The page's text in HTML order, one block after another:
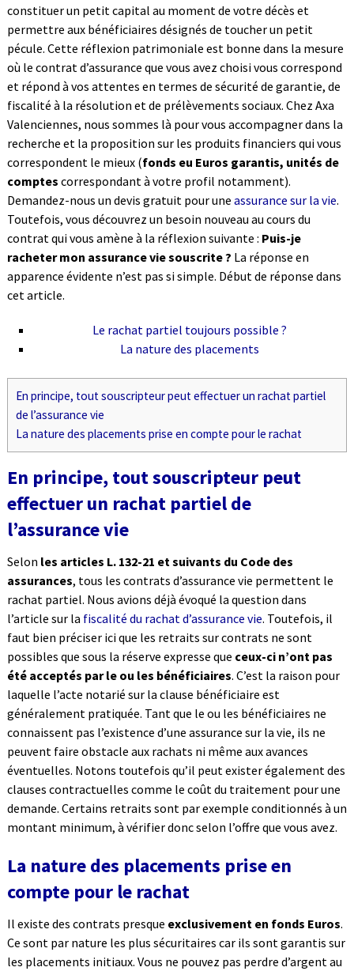
constituer un petit capital au moment de votre décès et
permettre aux bénéficiaires désignés de toucher un petit
pécule. Cette réflexion patrimoniale est bonne dans la mesure
où le contrat d’assurance que vous avez choisi vous correspond
et répond à vos attentes en termes de sécurité de garantie, de
fiscalité à la résolution et de prélèvements sociaux. Chez Axa
Valenciennes, nous sommes là pour vous accompagner dans la
recherche et la proposition sur les produits financiers qui vous
correspondent le mieux (fonds eu Euros garantis, unités de
comptes correspondant à votre profil notamment).
Demandez-nous un devis gratuit pour une assurance sur la vie.
Toutefois, vous découvrez un besoin nouveau au cours du
contrat qui vous amène à la réflexion suivante : Puis-je
racheter mon assurance vie souscrite ? La réponse en
apparence évidente n’est pas si simple. Début de réponse dans
cet article.
Le rachat partiel toujours possible ?
La nature des placements
En principe, tout souscripteur peut effectuer un rachat partiel
de l’assurance vie
La nature des placements prise en compte pour le rachat
En principe, tout souscripteur peut
effectuer un rachat partiel de
l’assurance vie
Selon les articles L. 132-21 et suivants du Code des
assurances, tous les contrats d’assurance vie permettent le
rachat partiel. Nous avions déjà évoqué la question dans
l’article sur la fiscalité du rachat d’assurance vie. Toutefois, il
faut bien préciser ici que les retraits sur contrats ne sont
possibles que sous la réserve expresse que ceux-ci n’ont pas
été acceptés par le ou les bénéficiaires. C’est la raison pour
laquelle l’acte notarié sur la clause bénéficiaire est
généralement pratiquée. Tant que le ou les bénéficiaires ne
connaissent pas l’existence d’une assurance sur la vie, ils ne
peuvent faire obstacle aux rachats ni même aux avances
éventuelles. Notons toutefois qu’il peut exister également des
clauses contractuelles comme le coût du traitement pour une
demande. Certains retraits sont par exemple conditionnés à un
montant minimum, à vérifier donc selon l’offre que vous avez.
La nature des placements prise en
compte pour le rachat
Il existe des contrats presque exclusivement en fonds Euros.
Ce sont par nature les plus sécuritaires car ils sont garantis sur
les placements initiaux. Vous ne pouvez pas perdre d’argent au